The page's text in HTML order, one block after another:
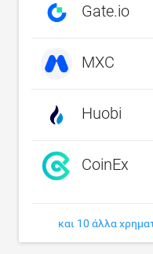
Gate.io
MXC
Huobi
CoinEx
και 10 άλλα